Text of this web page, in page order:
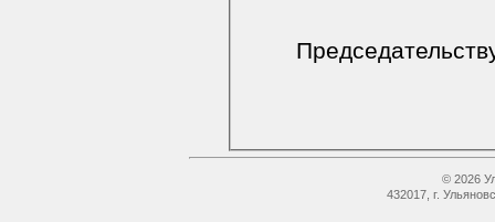
© 2026
432017, г.